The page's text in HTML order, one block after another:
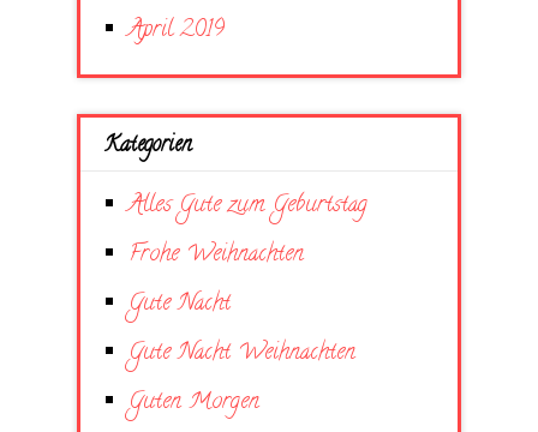
April 2019
Kategorien
Alles Gute zum Geburtstag
Frohe Weihnachten
Gute Nacht
Gute Nacht Weihnachten
Guten Morgen